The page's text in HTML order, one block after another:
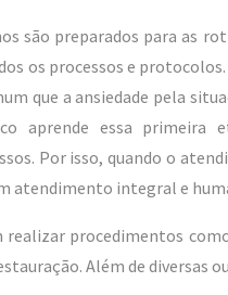
são preparados para as
os processos e
que a ansiedade pela
aprende essa
Por isso, quando o
atendimento integral e
realizar procedimentos
Além de diversas